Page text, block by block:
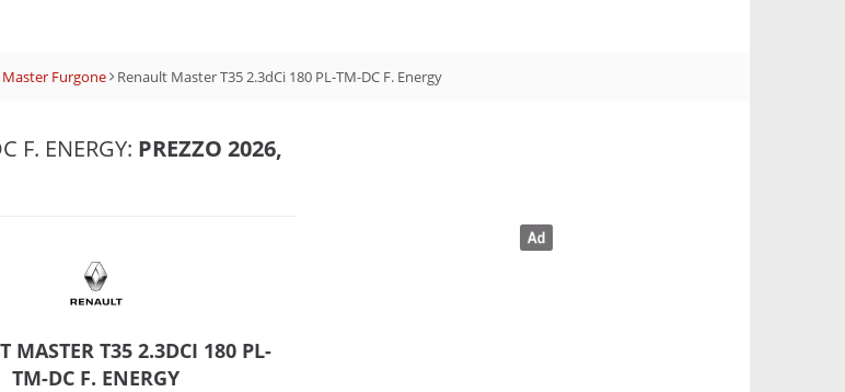
Master Furgone Renault Master T35 2.3dCi 180 PL-TM-DC F. Energy
F. ENERGY: PREZZO 2026,
MASTER T35 2.3DCI 180 PL-
TM-DC F. ENERGY